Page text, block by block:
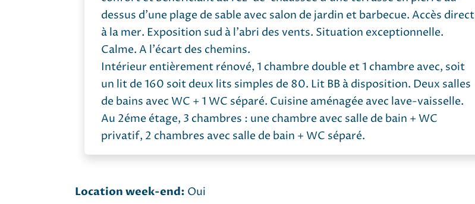
dessus d'une plage de sable avec salon de jardin et barbecue. Accès direct
à la mer. Exposition sud à l'abri des vents. Situation exceptionnelle.
Calme. A l'écart des chemins.
Intérieur entièrement rénové, 1 chambre double et 1 chambre avec, soit
un lit de 160 soit deux lits simples de 80. Lit BB à disposition. Deux salles
de bains avec WC + 1 WC séparé. Cuisine aménagée avec lave-vaisselle.
Au 2éme étage, 3 chambres : une chambre avec salle de bain + WC
privatif, 2 chambres avec salle de bain + WC séparé.
Location week-end: Oui